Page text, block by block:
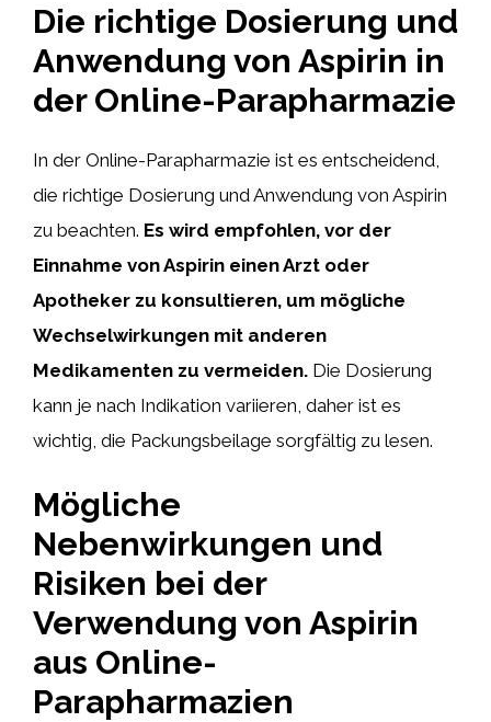
Die richtige Dosierung und
Anwendung von Aspirin in
der Online-Parapharmazie
In der Online-Parapharmazie ist es entscheidend,
die richtige Dosierung und Anwendung von Aspirin
zu beachten. Es wird empfohlen, vor der
Einnahme von Aspirin einen Arzt oder
Apotheker zu konsultieren, um mögliche
Wechselwirkungen mit anderen
Medikamenten zu vermeiden. Die Dosierung
kann je nach Indikation variieren, daher ist es
wichtig, die Packungsbeilage sorgfältig zu lesen.
Mögliche
Nebenwirkungen und
Risiken bei der
Verwendung von Aspirin
aus Online-
Parapharmazien